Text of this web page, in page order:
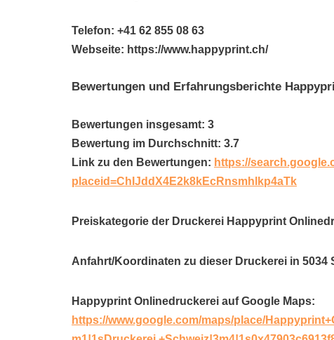
Telefon: +41 62 855 08 63
Webseite: https://www.happyprint.ch/
Bewertungen und Erfahrungsberichte
Bewertungen insgesamt: 3
Bewertung im Durchschnitt: 3.7
Link zu den Bewertungen: https://
placeid=ChIJddX4E2k8kEcRnsmhlkp4aTk
Preiskategorie der Druckerei Happyprint
Anfahrt/Koordinaten zu dieser Druckerei in 5034
Happyprint Onlinedruckerei auf Google Maps:
https://www.google.com/maps/place/